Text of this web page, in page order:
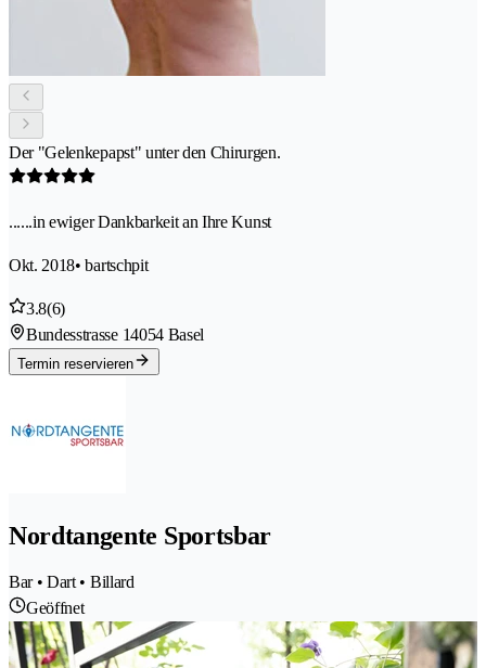
Der "Gelenkepapst" unter den Chirurgen.
......in ewiger Dankbarkeit an Ihre Kunst
Okt. 2018• bartschpit
3.8(6)
Bundesstrasse 14054 Basel
Termin reservieren
Nordtangente Sportsbar
Bar • Dart • Billard
Geöffnet